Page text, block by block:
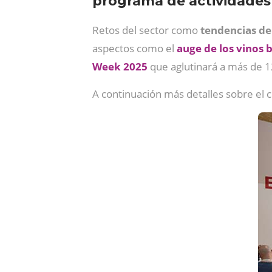
Retos del sector comotendencias
aspectos como el auge de los vinos
Week 2025 que aglutinará a más de
A continuación más detalles sobre el